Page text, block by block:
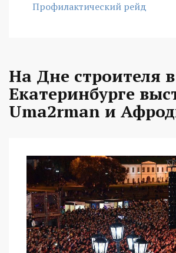
Профилактический рейд
На Дне строителя в
Екатеринбурге
Uma2rman и